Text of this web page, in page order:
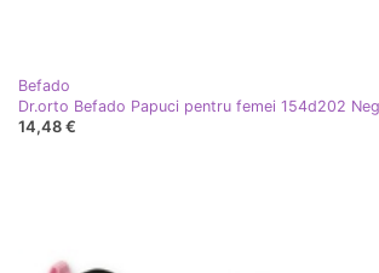
Befado
Dr.orto Befado Papuci pentru femei 154d202
14,48 €